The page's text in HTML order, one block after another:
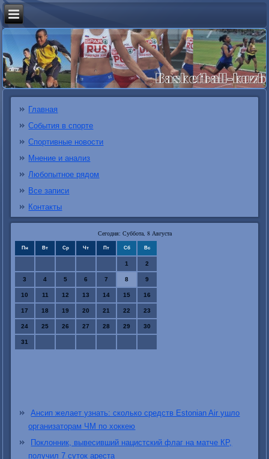
Главная
События в спорте
Спортивные новости
Мнение и анализ
Любопытное рядом
Все записи
Контакты
Сегодня: Суббота, 8 Августа
Пн Вт Ср Чт Пт Сб Вс
1 2
3 4 5 6 7 8 9
10 11 12 13 14 15 16
17 18 19 20 21 22 23
24 25 26 27 28 29 30
31
Ансип желает узнать: сколько средств Estonian Air ушло
организаторам ЧМ по хоккею
Поклонник, вывесивший нацистский флаг на матче КР,
получил 7 суток ареста